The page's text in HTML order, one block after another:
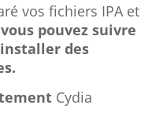
vos fichiers IPA et
vous pouvez suivre
des
Cydia